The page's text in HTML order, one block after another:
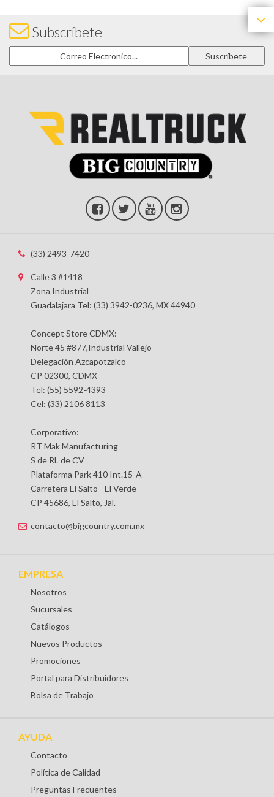
Subscríbete
(33) 2493-7420
Calle 3 #1418
Zona Industrial
Guadalajara Tel: (33) 3942-0236, MX 44940
Concept Store CDMX:
Norte 45 #877,Industrial Vallejo
Delegación Azcapotzalco
CP 02300, CDMX
Tel: (55) 5592-4393
Cel: (33) 2106 8113
Corporativo:
RT Mak Manufacturing
S de RL de CV
Plataforma Park 410 Int.15-A
Carretera El Salto - El Verde
CP 45686, El Salto, Jal.
contacto@bigcountry.com.mx
EMPRESA
Nosotros
Sucursales
Catálogos
Nuevos Productos
Promociones
Portal para Distribuidores
Bolsa de Trabajo
AYUDA
Contacto
Política de Calidad
Preguntas Frecuentes